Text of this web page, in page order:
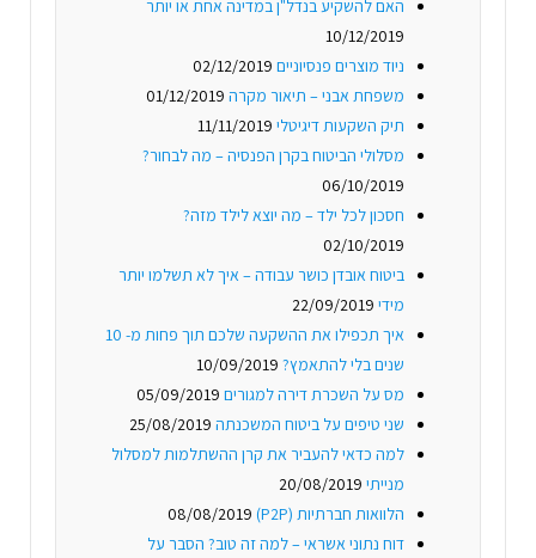
האם להשקיע בנדל"ן במדינה אחת או יותר
10/12/2019
ניוד מוצרים פנסיוניים 02/12/2019
משפחת אבני – תיאור מקרה 01/12/2019
תיק השקעות דיגיטלי 11/11/2019
מסלולי הביטוח בקרן הפנסיה – מה לבחור?
06/10/2019
חסכון לכל ילד – מה יוצא לילד מזה?
02/10/2019
ביטוח אובדן כושר עבודה – איך לא תשלמו יותר
מידי 22/09/2019
איך תכפילו את ההשקעה שלכם תוך פחות מ- 10
שנים בלי להתאמץ? 10/09/2019
מס על השכרת דירה למגורים 05/09/2019
שני טיפים על ביטוח המשכנתה 25/08/2019
למה כדאי להעביר את קרן ההשתלמות למסלול
מנייתי 20/08/2019
הלוואות חברתיות (P2P)
08/08/2019
דוח נתוני אשראי – למה זה טוב? הסבר על